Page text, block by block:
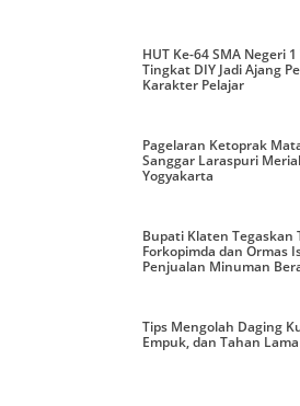
HUT Ke-64 SMA Negeri
Tingkat DIY Jadi Ajang
Karakter Pelajar
Pagelaran Ketoprak
Sanggar Laraspuri
Yogyakarta
Bupati Klaten Tegaskan
Forkopimda dan Ormas
Penjualan Minuman
Tips Mengolah Daging
Empuk, dan Tahan Lama